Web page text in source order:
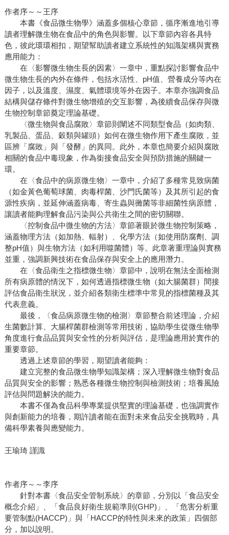
作者序～～王序
本書《食品微生物學》涵蓋多個核心章節，循序漸進地引導
讀者理解微生物在食品中的角色與影響。以下章節內容各具特
色，彼此環環相扣，期望幫助讀者建立系統性的知識架構與實務
應用能力：
在〈影響微生物生長的因素〉一章中，重點探討影響食品中
微生物生長的內外在條件，包括水活性、pH值、營養成分等內在
因子，以及溫度、濕度、氣體環境等外在因子。本章亦強調食品
結構與儲存條件對微生物增殖的交互影響，為後續食品保存與微
生物控制章節奠定理論基礎。
〈微生物與食品腐敗〉章節則闡述不同類型食品（如肉類、
乳製品、蛋品、穀類與罐頭）如何在微生物作用下產生腐敗，並
區辨「腐敗」與「發酵」的異同。此外，本章也簡要介紹與腐敗
相關的食品中毒現象，作為銜接食品安全與預防措施的關鍵一
環。
在〈食品中的病原微生物〉一章中，介紹了多種常見致病菌
（如金黃色葡萄球菌、肉毒桿菌、沙門氏菌等）及其所引起的食
源性疾病，並延伸涵蓋病毒、寄生蟲與黴菌等非細菌性病原體，
讓讀者能夠理解食品污染與公共衛生之間的密切關聯。
〈控制食品中微生物的方法〉章節著眼於微生物控制策略，
涵蓋物理方法（如加熱、輻射）、化學方法（如使用防腐劑、調
整pH值）與生物方法（如利用噬菌體）等。此章著重理論與實務
並重，強調新興技術在食品保存與安全上的應用潛力。
在〈食品衛生之指標微生物〉章節中，說明在無法全面檢測
所有病原體的情況下，如何透過指標微生物（如大腸菌群）間接
評估食品衛生狀況，並介紹各類衛生標準中常見的指標菌種及其
代表意義。
最後，〈食品病原微生物的檢測〉章節整合前述理論，介紹
生菌數計算、大腸桿菌群檢測等常用技術，協助學生從微生物學
角度進行食品品質與安全性的分析與評估，是理論應用於實作的
重要章節。
透過上述章節的學習，期望讀者能夠：
建立完整的食品微生物學知識架構；深入理解微生物對食品
品質與安全的影響；熟悉各種微生物控制與檢測技術；培養風險
評估與問題解決的能力。
本書不僅為食品科學專業提供堅實的理論基礎，也強調實作
與創新能力的培養，期許讀者能在面對未來食品安全挑戰時，具
備科學素養與應變能力。
王瑜琦 謹識
作者序～～李序
針對本書〈食品安全管制系統〉的章節，分別以「食品安全
概念介紹」、「食品良好衛生規範準則(GHP)」、「危害分析重
要管制點(HACCP)」與「HACCP的特性與未來的政策」四個部
分，加以說明。